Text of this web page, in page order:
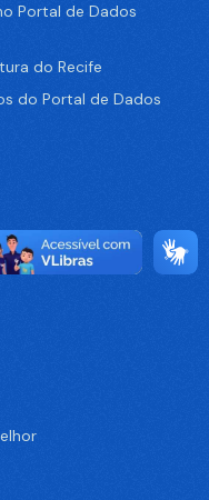
Portal de Dados
do Recife
do Portal de Dados